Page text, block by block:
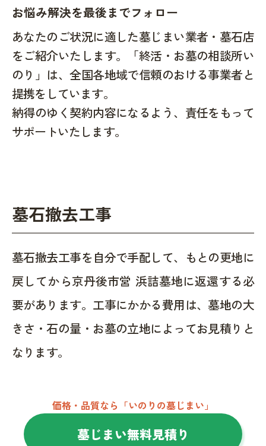
お悩み解決を最後までフォロー
あなたのご状況に適した墓じまい業者・墓石店
をご紹介いたします。「終活・お墓の相談所い
のり」は、全国各地域で信頼のおける事業者と
提携をしています。
納得のゆく契約内容になるよう、責任をもって
サポートいたします。
墓石撤去工事
墓石撤去工事を自分で手配して、もとの更地に
戻してから京丹後市営 浜詰墓地に返還する必
要があります。工事にかかる費用は、墓地の大
きさ・石の量・お墓の立地によってお見積りと
なります。
価格・品質なら「いのりの墓じまい」
墓じまい無料見積り